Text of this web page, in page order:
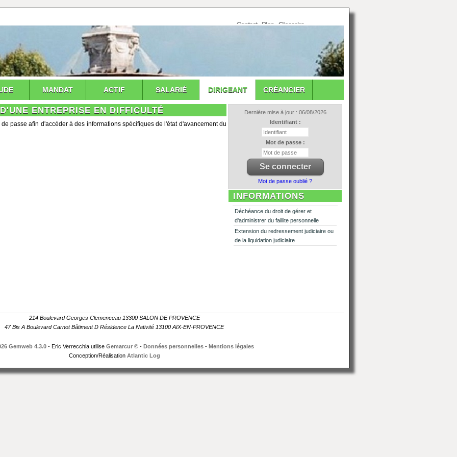
Contact-Plan-Glossaire
MANDAT ACTIF SALARIÉ DIRIGEANT CRÉANCIER
Dernière mise à jour : 06/08/2026
Identifiant :
Mot de passe :
Mot de passe oublié ?
INFORMATIONS
Déchéance du droit de gérer et
d'administrer du faillite personnelle
Extension du redressement judiciaire ou
de la liquidation judiciaire
ENTREPRISE EN DIFFICULTÉ
passe afin d'accéder à des informations spécifiques de l'état d'avancement du
214 Boulevard Georges Clemenceau 13300 SALON DE PROVENCE
47 Bis A Boulevard Carnot Bâtiment D Résidence La Nativité 13100 AIX-EN-PROVENCE
Gemweb 4.3.0- Eric Verrecchia utilise Gemarcur ©- Données personnelles- Mentions légales
Conception/Réalisation Atlantic Log